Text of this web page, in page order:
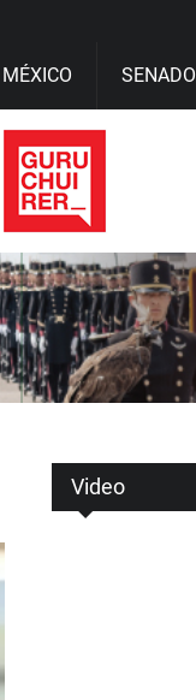
SENADO
Video